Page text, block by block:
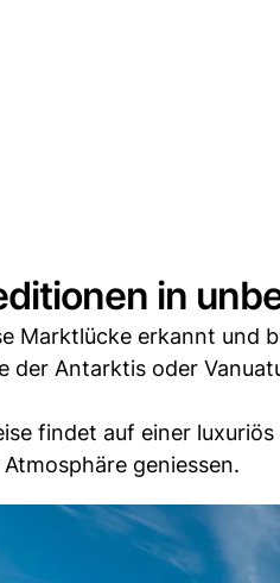
in
Marktlücke erkannt und
der Antarktis oder
findet auf einer
geniessen.